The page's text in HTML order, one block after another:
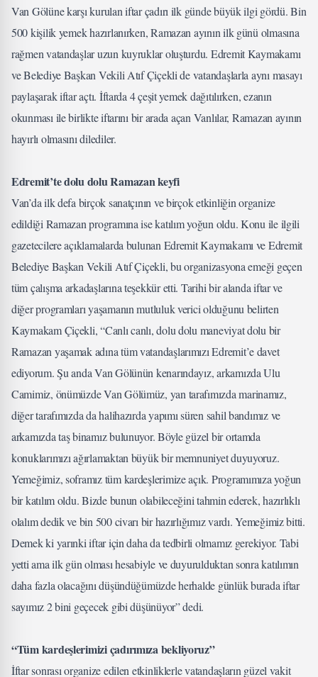
Van Gölüne karşı kurulan iftar çadırı ilk günde büyük ilgi gördü. Bin
500 kişilik yemek hazırlanırken, Ramazan ayının ilk günü olmasına
rağmen vatandaşlar uzun kuyruklar oluşturdu. Edremit Kaymakamı
ve Belediye Başkan Vekili Atıf Çiçekli de vatandaşlarla aynı masayı
paylaşarak iftar açtı. İftarda 4 çeşit yemek dağıtılırken, ezanın
okunması ile birlikte iftarını bir arada açan Vanlılar, Ramazan ayının
hayırlı olmasını dilediler.
Edremit’te dolu dolu Ramazan keyfi
Van’da ilk defa birçok sanatçının ve birçok etkinliğin organize
edildiği Ramazan programına ise katılım yoğun oldu. Konu ile ilgili
gazetecilere açıklamalarda bulunan Edremit Kaymakamı ve Edremit
Belediye Başkan Vekili Atıf Çiçekli, bu organizasyona emeği geçen
tüm çalışma arkadaşlarına teşekkür etti. Tarihi bir alanda iftar ve
diğer programları yaşamanın mutluluk verici olduğunu belirten
Kaymakam Çiçekli, “Canlı canlı, dolu dolu maneviyat dolu bir
Ramazan yaşamak adına tüm vatandaşlarımızı Edremit’e davet
ediyorum. Şu anda Van Gölünün kenarındayız, arkamızda Ulu
Camimiz, önümüzde Van Gölümüz, yan tarafımızda marinamız,
diğer tarafımızda da halihazırda yapımı süren sahil bandımız ve
arkamızda taş binamız bulunuyor. Böyle güzel bir ortamda
konuklarımızı ağırlamaktan büyük bir memnuniyet duyuyoruz.
Yemeğimiz, soframız tüm kardeşlerimize açık. Programımıza yoğun
bir katılım oldu. Bizde bunun olabileceğini tahmin ederek, hazırlıklı
olalım dedik ve bin 500 civarı bir hazırlığımız vardı. Yemeğimiz bitti.
Demek ki yarınki iftar için daha da tedbirli olmamız gerekiyor. Tabi
yetti ama ilk gün olması hesabiyle ve duyurulduktan sonra katılımın
daha fazla olacağını düşündüğümüzde herhalde günlük burada iftar
sayımız 2 bini geçecek gibi düşünüyor” dedi.
“Tüm kardeşlerimizi çadırımıza bekliyoruz”
İftar sonrası organize edilen etkinliklerle vatandaşların güzel vakit